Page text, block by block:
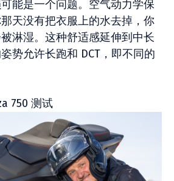
能是一个问题。空气动力学保
天没有把衣服上的水去掉，你
淋湿。这种舒适感延伸到中长
势允许长跑和 DCT，即不同的